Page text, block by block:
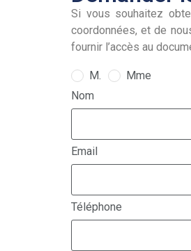
Si vous souhaitez
coordonnées, et de
fournir l’accès au
M.
Mme
Nom
Email
Téléphone